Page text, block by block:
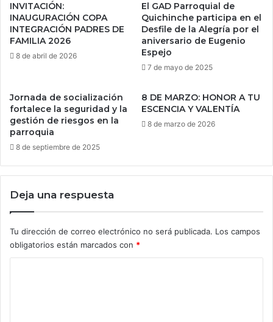
INVITACIÓN:
INAUGURACIÓN COPA
INTEGRACIÓN PADRES DE
FAMILIA 2026
8 de abril de 2026
El GAD Parroquial de
Quichinche participa en el
Desfile de la Alegría por el
aniversario de Eugenio
Espejo
7 de mayo de 2025
Jornada de socialización
fortalece la seguridad y la
gestión de riesgos en la
parroquia
8 de septiembre de 2025
8 DE MARZO: HONOR A TU
ESCENCIA Y VALENTÍA
8 de marzo de 2026
Deja una respuesta
Tu dirección de correo electrónico no será publicada. Los campos
obligatorios están marcados con *